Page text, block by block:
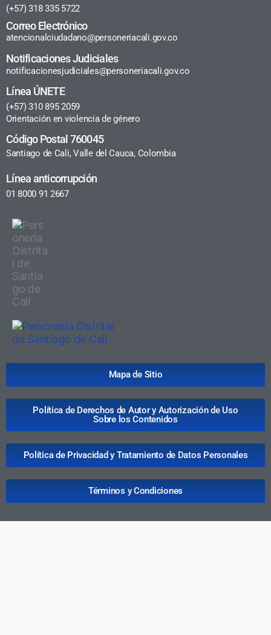
(+57) 318 335 5722
Correo Electrónico
atencionalciudadano@personeriacali.gov.co
Notificaciones Judiciales
notificacionesjudiciales@personeriacali.gov.co
Línea ÚNETE
(+57) 310 895 2059
Orientación en violencia de género
Código Postal 760045
Santiago de Cali, Valle del Cauca, Colombia
Línea anticorrupción
01 8000 91 2667
Mapa de Sitio
Política de Derechos de Autor y Autorización de Uso
Sobre los Contenidos
Política de Privacidad y Tratamiento de Datos Personales
Términos y Condiciones